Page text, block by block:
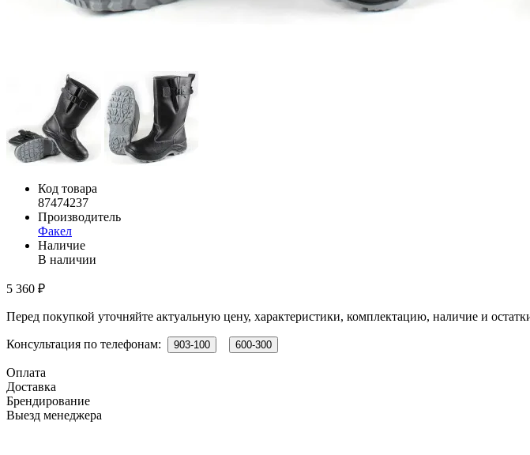
Код товара
87474237
Производитель
Факел
Наличие
В наличии
5 360 ₽
Перед покупкой уточняйте актуальную цену, характеристики, комплектацию, наличие и
Консультация по телефонам: 903-100 600-300
Оплата
Доставка
Брендирование
Выезд менеджера